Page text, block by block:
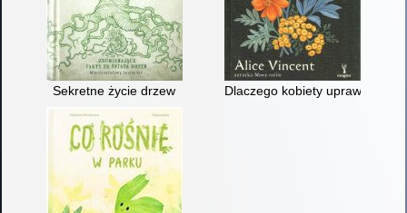
Sekretne życie drzew Dlaczego kobiety uprawiają